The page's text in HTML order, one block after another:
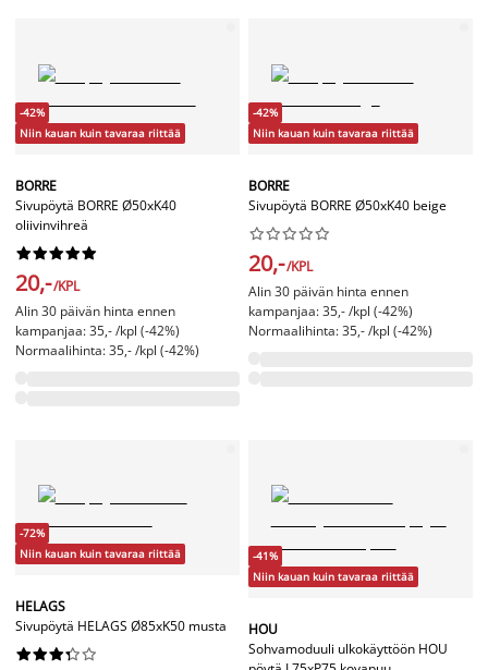
-42%
Niin kauan kuin tavaraa riittää
BORRE
Sivupöytä BORRE Ø50xK40
oliivinvihreä






20,-/KPL
Alin 30 päivän hinta ennen
kampanjaa: 35,- /kpl (-42%)
Normaalihinta: 35,- /kpl (-42%)
-42%
Niin kauan kuin tavaraa riittää
BORRE
Sivupöytä BORRE Ø50xK40 beige






20,-/KPL
Alin 30 päivän hinta ennen
kampanjaa: 35,- /kpl (-42%)
Normaalihinta: 35,- /kpl (-42%)
-72%
Niin kauan kuin tavaraa riittää
HELAGS
Sivupöytä HELAGS Ø85xK50 musta






-41%
Niin kauan kuin tavaraa riittää
HOU
Sohvamoduuli ulkokäyttöön HOU